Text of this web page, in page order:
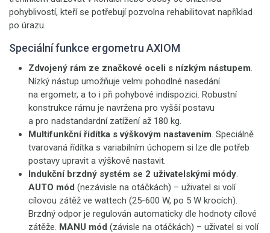
pohyblivostí, kteří se potřebují pozvolna rehabilitovat například
po úrazu.
Speciální funkce ergometru AXIOM
Zdvojený rám ze značkové oceli s nízkým nástupem.
Nízký nástup umožňuje velmi pohodlné nasedání
na ergometr, a to i při pohybové indispozici. Robustní
konstrukce rámu je navržena pro vyšší postavu
a pro nadstandardní zatížení až 180 kg.
Multifunkční řídítka s výškovým nastavením. Speciálně
tvarovaná řídítka s variabilním úchopem si lze dle potřeb
postavy upravit a výškově nastavit.
Indukční brzdný systém se 2 uživatelskými módy.
AUTO mód (nezávisle na otáčkách) – uživatel si volí
cílovou zátěž ve wattech (25-600 W, po 5 W krocích).
Brzdný odpor je regulován automaticky dle hodnoty cílové
zátěže. MANU mód (závisle na otáčkách) – uživatel si volí